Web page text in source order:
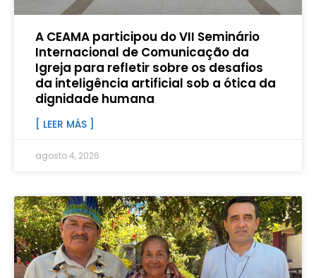
A CEAMA participou do VII Seminário
Internacional de Comunicação da
Igreja para refletir sobre os desafios
da inteligência artificial sob a ótica da
dignidade humana
[ LEER MÁS ]
agosto 4, 2026